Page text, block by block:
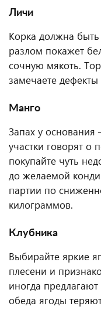
Личи
Корка должна
разлом покажет
сочную мякоть.
замечаете
Манго
Запах у основания
участки говорят о
покупайте чуть
до желаемой
партии по
килограммов.
Клубника
Выбирайте яркие
плесени и
иногда
обеда ягоды